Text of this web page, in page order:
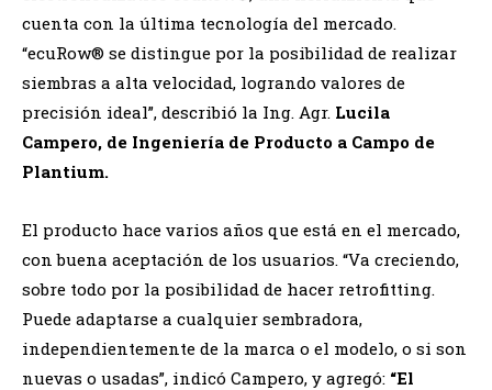
cuenta con la última tecnología del mercado.
“ecuRow® se distingue por la posibilidad de realizar
siembras a alta velocidad, logrando valores de
precisión ideal”, describió la Ing. Agr. Lucila
Campero, de Ingeniería de Producto a Campo de
Plantium.
El producto hace varios años que está en el mercado,
con buena aceptación de los usuarios. “Va creciendo,
sobre todo por la posibilidad de hacer retrofitting.
Puede adaptarse a cualquier sembradora,
independientemente de la marca o el modelo, o si son
nuevas o usadas”, indicó Campero, y agregó: “El